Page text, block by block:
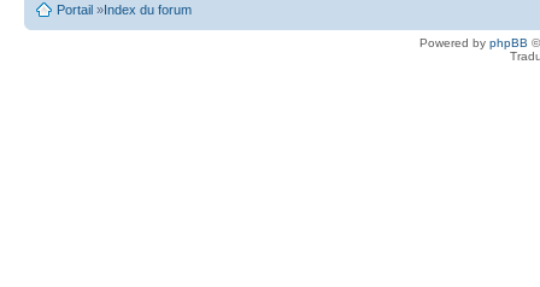
Portail »Index du forum
Powered by phpBB